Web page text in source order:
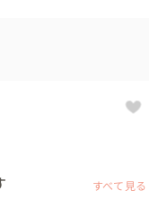
緒にカタチにしてい
すべて見る